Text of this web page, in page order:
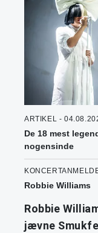
ARTIKEL -
De 18 mest
nogensinde
Robbie Williams
Robbie
jævne